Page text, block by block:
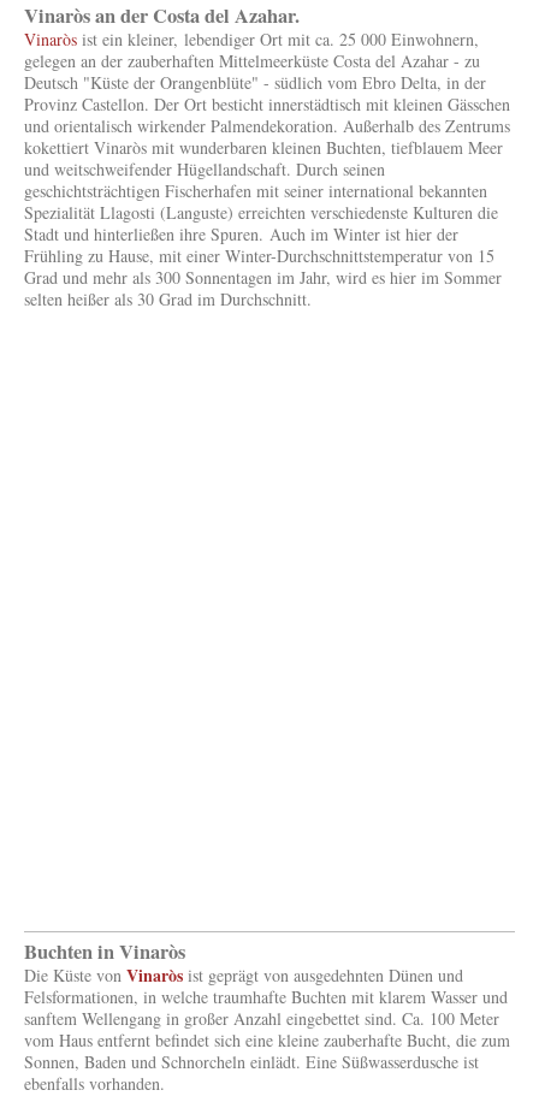
Vinaròs an der Costa del Azahar.
Vinaròs ist ein kleiner, lebendiger Ort mit ca. 25 000 Einwohnern,
gelegen an der zauberhaften Mittelmeerküste Costa del Azahar - zu
Deutsch "Küste der Orangenblüte" - südlich vom Ebro Delta, in der
Provinz Castellon. Der Ort besticht innerstädtisch mit kleinen Gässchen
und orientalisch wirkender Palmendekoration. Außerhalb des Zentrums
kokettiert Vinaròs mit wunderbaren kleinen Buchten, tiefblauem Meer
und weitschweifender Hügellandschaft. Durch seinen
geschichtsträchtigen Fischerhafen mit seiner international bekannten
Spezialität Llagosti (Languste) erreichten verschiedenste Kulturen die
Stadt und hinterließen ihre Spuren. Auch im Winter ist hier der
Frühling zu Hause, mit einer Winter-Durchschnittstemperatur von 15
Grad und mehr als 300 Sonnentagen im Jahr, wird es hier im Sommer
selten heißer als 30 Grad im Durchschnitt.
Buchten in Vinaròs
Die Küste von Vinaròs ist geprägt von ausgedehnten Dünen und
Felsformationen, in welche traumhafte Buchten mit klarem Wasser und
sanftem Wellengang in großer Anzahl eingebettet sind. Ca. 100 Meter
vom Haus entfernt befindet sich eine kleine zauberhafte Bucht, die zum
Sonnen, Baden und Schnorcheln einlädt. Eine Süßwasserdusche ist
ebenfalls vorhanden.